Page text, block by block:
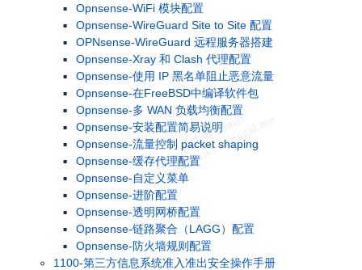
Opnsense-WiFi 模块配置
Opnsense-WireGuard Site to Site 配置
OPNsense-WireGuard 远程服务器搭建
Opnsense-Xray 和 Clash 代理配置
Opnsense-使用 IP 黑名单阻止恶意流量
Opnsense-在FreeBSD中编译软件包
Opnsense-多 WAN 负载均衡配置
Opnsense-安装配置简易说明
Opnsense-流量控制 packet shaping
Opnsense-缓存代理配置
Opnsense-自定义菜单
Opnsense-进阶配置
Opnsense-透明网桥配置
Opnsense-链路聚合（LAGG）配置
Opnsense-防火墙规则配置
1100-第三方信息系统准入准出安全操作手册